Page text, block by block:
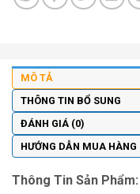
MÔ TẢ
THÔNG TIN BỔ SUNG
ĐÁNH GIÁ (0)
HƯỚNG DẪN MUA
Thông Tin Sản Phẩm: